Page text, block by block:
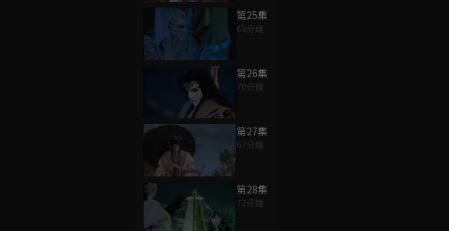
第25集
65分鐘
第26集
70分鐘
第27集
67分鐘
第28集
72分鐘